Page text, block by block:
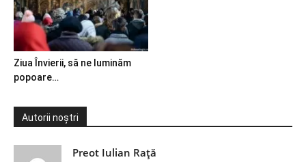
Ziua Învierii, să ne luminăm
popoare…
Autorii noștri
Preot Iulian Raţă